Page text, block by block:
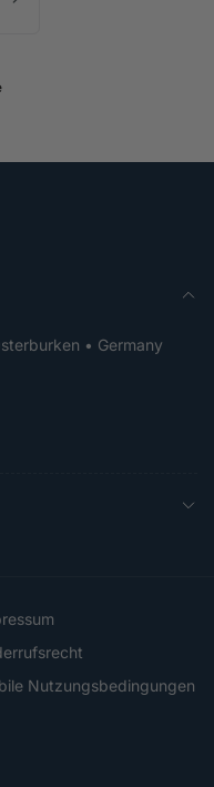
• Germany
Nutzungsbedingungen